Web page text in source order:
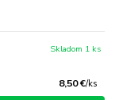
8,50 €/ks
Skladom 1 ks